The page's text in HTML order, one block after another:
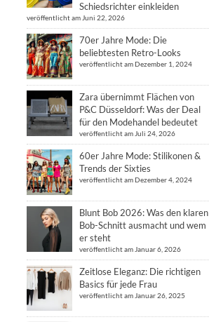
Schiedsrichter einkleiden
veröffentlicht am Juni 22, 2026
70er Jahre Mode: Die
beliebtesten Retro-Looks
veröffentlicht am Dezember 1, 2024
Zara übernimmt Flächen von
P&C Düsseldorf: Was der Deal
für den Modehandel bedeutet
veröffentlicht am Juli 24, 2026
60er Jahre Mode: Stilikonen &
Trends der Sixties
veröffentlicht am Dezember 4, 2024
Blunt Bob 2026: Was den klaren
Bob-Schnitt ausmacht und wem
er steht
veröffentlicht am Januar 6, 2026
Zeitlose Eleganz: Die richtigen
Basics für jede Frau
veröffentlicht am Januar 26, 2025